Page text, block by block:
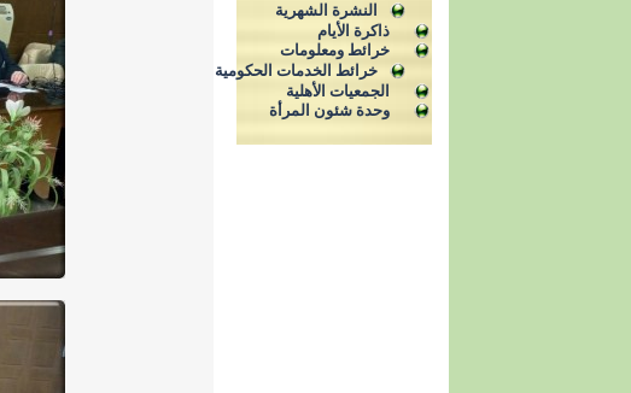
النشرة الشهرية
ذاكرة الأيام
خرائط ومعلومات
خرائط الخدمات الحكومية
الجمعيات الأهلية
وحدة شئون المرأة